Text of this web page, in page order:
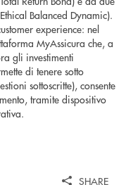
Balanced Dynamic).
experience: nel
MyAssicura che, a
gli investimenti
di tenere sotto
sottoscritte), consente
tramite dispositivo
SHARE